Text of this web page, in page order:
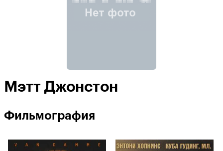
Мэтт Джонстон
Фильмография